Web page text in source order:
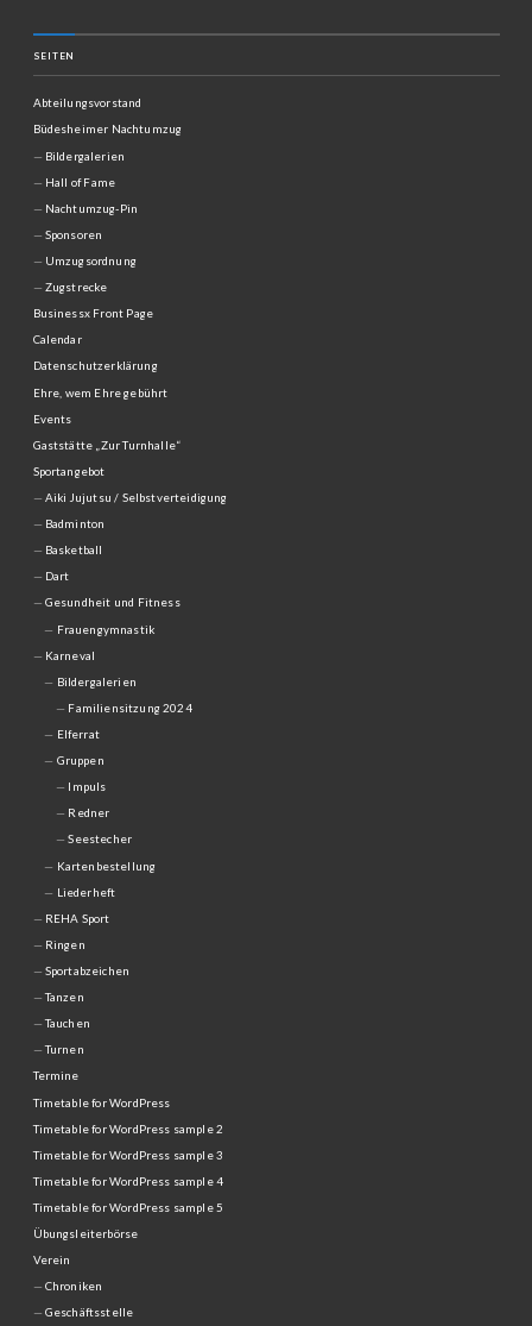
SEITEN
Abteilungsvorstand
Büdesheimer Nachtumzug
Bildergalerien
Hall of Fame
Nachtumzug-Pin
Sponsoren
Umzugsordnung
Zugstrecke
Businessx Front Page
Calendar
Datenschutzerklärung
Ehre, wem Ehre gebührt
Events
Gaststätte „Zur Turnhalle“
Sportangebot
Aiki Jujutsu / Selbstverteidigung
Badminton
Basketball
Dart
Gesundheit und Fitness
Frauengymnastik
Karneval
Bildergalerien
Familiensitzung 2024
Elferrat
Gruppen
Impuls
Redner
Seestecher
Kartenbestellung
Liederheft
REHA Sport
Ringen
Sportabzeichen
Tanzen
Tauchen
Turnen
Termine
Timetable for WordPress
Timetable for WordPress sample 2
Timetable for WordPress sample 3
Timetable for WordPress sample 4
Timetable for WordPress sample 5
Übungsleiterbörse
Verein
Chroniken
Geschäftsstelle